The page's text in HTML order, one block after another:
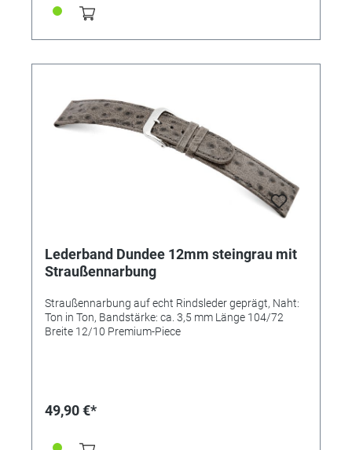
Lederband Dundee 12mm steingrau mit
Straußennarbung
Straußennarbung auf echt Rindsleder geprägt, Naht:
Ton in Ton, Bandstärke: ca. 3,5 mm Länge 104/72
Breite 12/10 Premium-Piece
49,90 €*